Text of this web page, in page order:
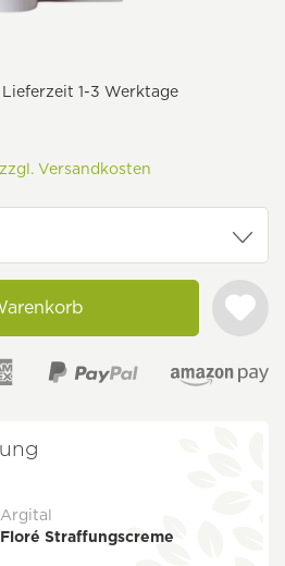
1-3 Werktage
zzgl. Versandkosten
Argital
Floré Straffungscreme